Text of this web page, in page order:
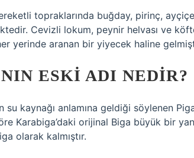
topraklarında buğday, pirinç,
Cevizli lokum, peynir helvası ve
yerinde aranan bir yiyecek haline
ESKI ADI NEDIR?
su kaynağı anlamına geldiği söylenen
Karabiga’daki orijinal Biga büyük bir
olarak kalmıştır.